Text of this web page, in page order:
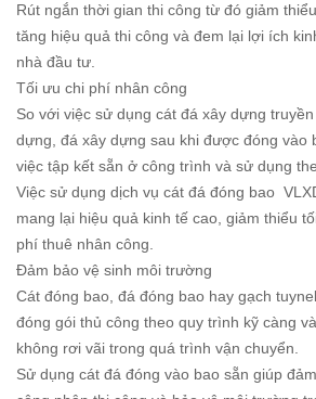
Rút ngắn thời gian thi công từ đó giảm
tăng hiệu quả thi công và đem lại lợi ích
nhà đầu tư.
Tối ưu chi phí nhân công
So với việc sử dụng cát đá xây dựng
dựng, đá xây dựng sau khi được đóng vào
việc tập kết sẵn ở công trình và sử dụng
Việc sử dụng dịch vụ cát đá đóng bao
mang lại hiệu quả kinh tế cao, giảm thiểu
phí thuê nhân công.
Đảm bảo vệ sinh môi trường
Cát đóng bao, đá đóng bao hay gạch
đóng gói thủ công theo quy trình kỹ càng
không rơi vãi trong quá trình vận chuyển.
Sử dụng cát đá đóng vào bao sẵn giúp